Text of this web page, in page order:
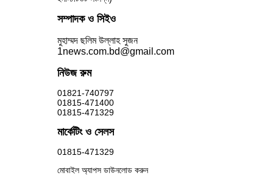
সম্পাদক ও সিইও
মুহাম্মদ ছলিম উল্লাহ সুজন
1news.com.bd@gmail.com
নিউজ রুম
01821-740797
01815-471400
01815-471329
মার্কেটিং ও সেলস
01815-471329
মোবাইল অ্যাপস ডাউনলোড করুন